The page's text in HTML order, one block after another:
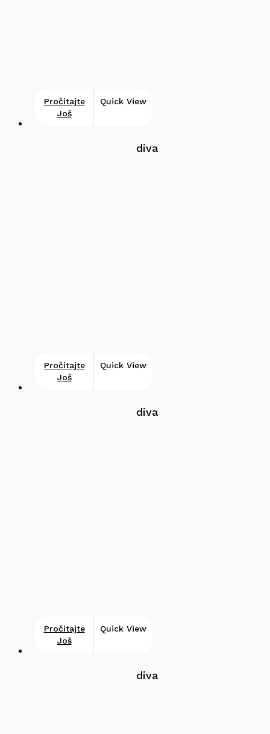
Pročitajte
Još
Quick View
diva
Pročitajte
Još
Quick View
diva
Pročitajte
Još
Quick View
diva